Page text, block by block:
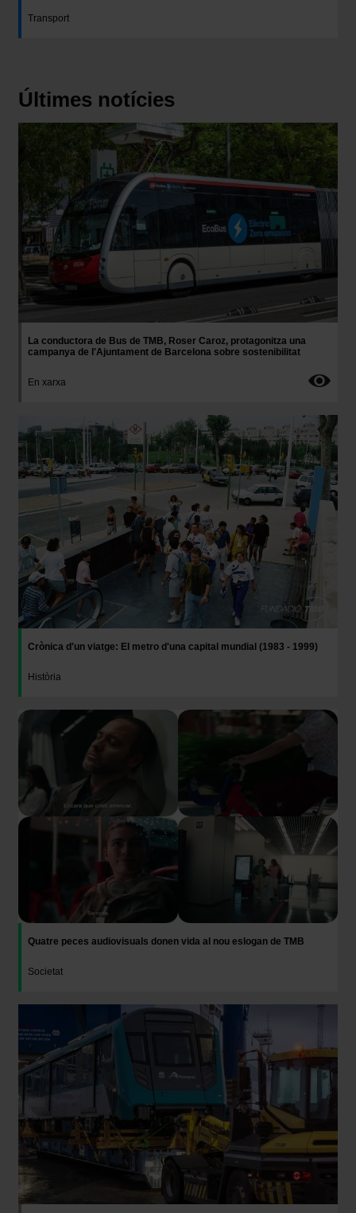
Transport
Últimes notícies
Imatge
La conductora de Bus de TMB, Roser Caroz, protagonitza una
campanya de l'Ajuntament de Barcelona sobre sostenibilitat
En xarxa
Crònica d'un viatge: El metro d'una capital mundial (1983 - 1999)
Història
Imatge
Quatre peces audiovisuals donen vida al nou eslogan de TMB
Societat